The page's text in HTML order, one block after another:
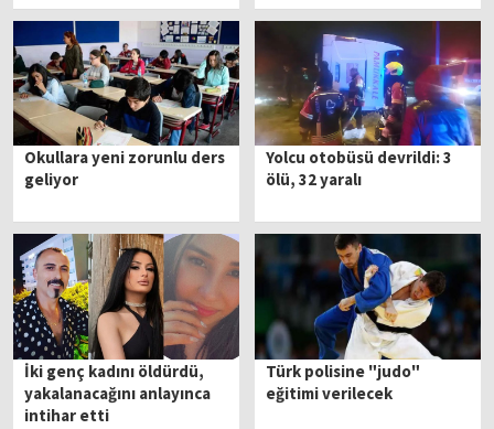
Okullara yeni zorunlu ders
geliyor
Yolcu otobüsü devrildi: 3
ölü, 32 yaralı
İki genç kadını öldürdü,
yakalanacağını anlayınca
intihar etti
Türk polisine "judo"
eğitimi verilecek